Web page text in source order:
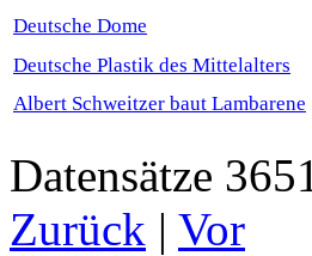
Deutsche Dome
Deutsche Plastik des Mittelalters
Albert Schweitzer baut Lambarene
Datensätze
Zurück | Vor